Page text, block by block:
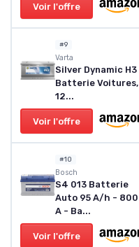
Voir l'offre
#9
‎Varta
Silver Dynamic H3
Batterie Voitures,
12...
Voir l'offre
#10
‎Bosch
S4 013 Batterie
Auto 95 A/h - 800
A - Ba...
Voir l'offre